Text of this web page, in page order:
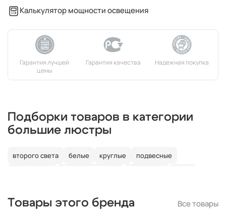
Калькулятор мощности освещения
Подборки товаров в категории
большие люстры
второго света белые круглые
подвесные
Товары этого бренда Все товары